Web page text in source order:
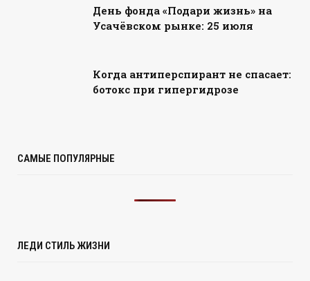
День фонда «Подари жизнь» на
Усачёвском рынке: 25 июля
Когда антиперспирант не спасает:
ботокс при гипергидрозе
САМЫЕ ПОПУЛЯРНЫЕ
ЛЕДИ СТИЛЬ ЖИЗНИ